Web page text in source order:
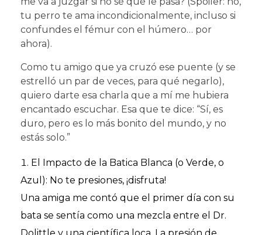
tu perro te ama incondicionalmente, incluso si
confundes el fémur con el húmero… por
ahora).
Como tu amigo que ya cruzó ese puente (y se
estrelló un par de veces, para qué negarlo),
quiero darte esa charla que a mí me hubiera
encantado escuchar. Esa que te dice: “Sí, es
duro, pero es lo más bonito del mundo, y no
estás solo.”
El Impacto de la Batica Blanca (o Verde, o
Azul): No te presiones, ¡disfruta!
Una amiga me contó que el primer día con su
bata se sentía como una mezcla entre el Dr.